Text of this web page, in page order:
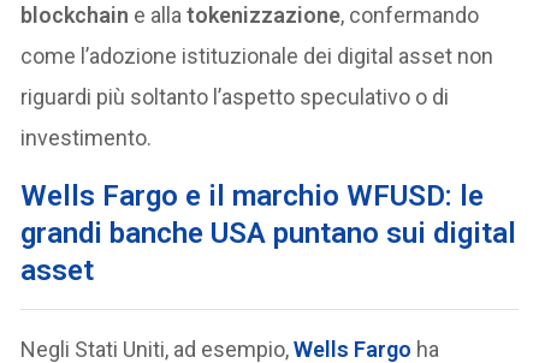
blockchain e allatokenizzazione, confermando
come l’adozione istituzionale dei digital asset non
riguardi più soltanto l’aspetto speculativo o di
investimento.
Wells Fargo e il marchio WFUSD: le
grandi banche USA puntano sui digital
asset
Negli Stati Uniti, ad esempio,Wells Fargo ha